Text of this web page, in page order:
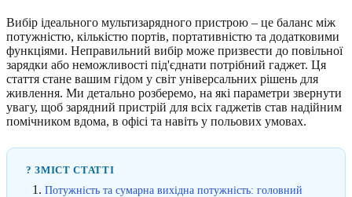
Вибір ідеального мультизарядного пристрою – це баланс між
потужністю, кількістю портів, портативністю та додатковими
функціями. Неправильний вибір може призвести до повільної
зарядки або неможливості під'єднати потрібний гаджет. Ця
стаття стане вашим гідом у світ універсальних рішень для
живлення. Ми детально розберемо, на які параметри звернути
увагу, щоб зарядний пристрій для всіх гаджетів став надійним
помічником вдома, в офісі та навіть у польових умовах.
? ЗМІСТ СТАТТІ
Потужність та сумарна вихідна потужність: головний